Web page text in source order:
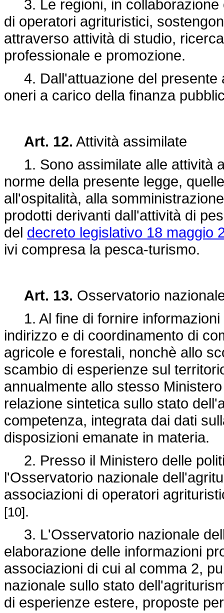
3. Le regioni, in collaborazione
di operatori agrituristici,
attraverso attività di studio,
professionale e promozione.
4. Dall'attuazione del presente
oneri a carico della finanza
Art. 12. Attività assimilate
1. Sono assimilate alle attività
norme della presente legge,
all'ospitalità, alla
prodotti derivanti dall'attività di
del decreto legislativo 18 maggio
ivi compresa la pesca-turismo.
Art. 13. Osservatorio
1. Al fine di fornire informazioni
indirizzo e di coordinamento di
agricole e forestali, nonchè allo
scambio di esperienze sul
annualmente allo stesso
relazione sintetica sullo stato
competenza, integrata dai dati
disposizioni emanate in materia.
2. Presso il Ministero delle
l'Osservatorio nazionale
associazioni di operatori
[10].
3. L'Osservatorio nazionale
elaborazione delle informazioni
associazioni di cui al comma 2,
nazionale sullo stato
di esperienze estere, proposte